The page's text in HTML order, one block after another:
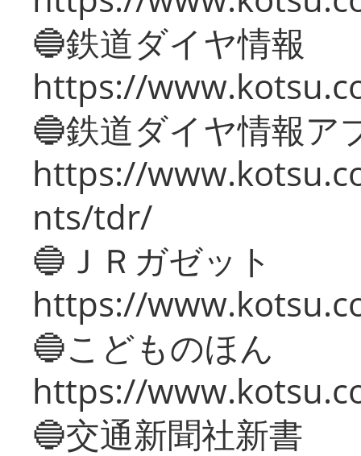
🔵鉄道ダイヤ情報
https://
🔵鉄道ダイヤ情報ア
https://
nts/tdr/
🔵ＪＲガゼット
https://
🔵こどものほん
https://
🔵交通新聞社新書